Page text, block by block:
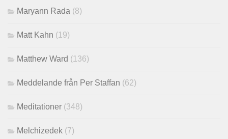
Maryann Rada (8)
Matt Kahn (19)
Matthew Ward (136)
Meddelande från Per Staffan (62)
Meditationer (348)
Melchizedek (7)